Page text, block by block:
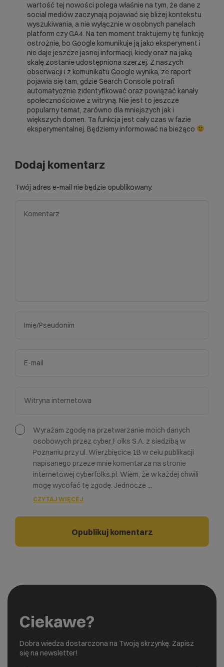
wartość tej nowości polega właśnie na tym, że dane z
social mediów zaczynają pojawiać się bliżej kontekstu
wyszukiwania, a nie wyłącznie w osobnych panelach
platform czy GA4. Na ten moment traktujemy tę funkcję
ostrożnie, bo Google komunikuje ją jako eksperyment i
nie daje jeszcze jasnej informacji, kiedy oraz na jaką
skalę zostanie udostępniona szerzej. Z naszych
obserwacji i z komunikatu Google wynika, że raport
pojawia się tam, gdzie Search Console potrafi
automatycznie zidentyfikować oraz powiązać kanały
społecznościowe z witryną. Nie jest to jeszcze
popularny temat, zarówno dla mniejszych jak i
większych domen. Ta funkcja jest cały czas w fazie
eksperymentalnej. Będziemy informować na bieżąco
Dodaj komentarz
Twój adres e-mail nie będzie opublikowany.
Wyrażam zgodę na przetwarzanie moich danych
osobowych przez cyber_Folks S.A. z siedzibą w
Poznaniu przy ul. Wierzbięcice 1B w celu publikacji
napisanego przeze mnie komentarza na stronie
internetowej cyberfolks.pl. Wiem, że w każdej chwili
mogę wycofać tę zgodę. Jednocze ...
CZYTAJ WIĘCEJ
Ciekawe?
Dobra wiedza dostarczona na Twoją skrzynkę. Zapisz
się na newsletter!